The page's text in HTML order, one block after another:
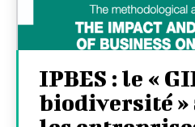
IPBES : le «
biodiversité